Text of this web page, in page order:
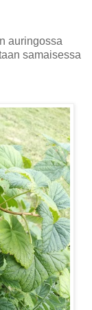
auringossa
samaisessa